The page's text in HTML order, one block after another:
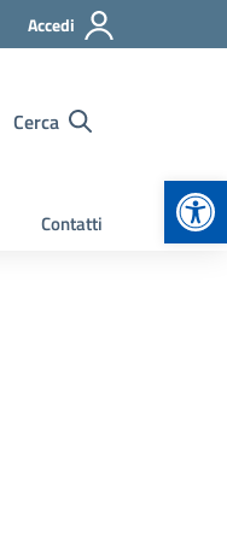
Accedi
Cerca
Contatti